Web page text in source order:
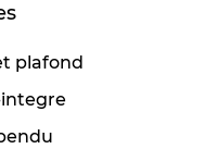
plafond